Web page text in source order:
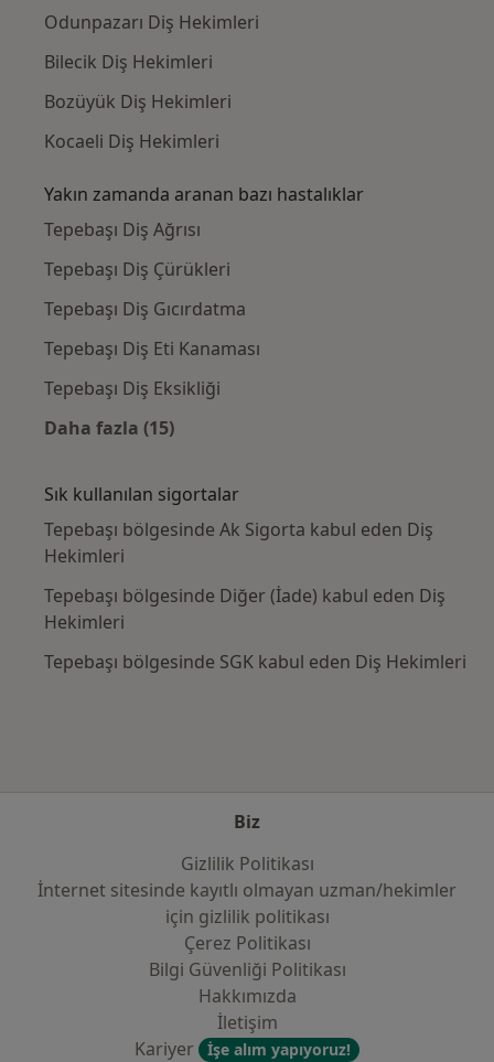
Odunpazarı Diş Hekimleri
Bilecik Diş Hekimleri
Bozüyük Diş Hekimleri
Kocaeli Diş Hekimleri
Yakın zamanda aranan bazı hastalıklar
Tepebaşı Diş Ağrısı
Tepebaşı Diş Çürükleri
Tepebaşı Diş Gıcırdatma
Tepebaşı Diş Eti Kanaması
Tepebaşı Diş Eksikliği
Daha fazla (15)
Sık kullanılan sigortalar
Tepebaşı bölgesinde Ak Sigorta kabul eden Diş
Hekimleri
Tepebaşı bölgesinde Diğer (İade) kabul eden Diş
Hekimleri
Tepebaşı bölgesinde SGK kabul eden Diş Hekimleri
Biz
Gizlilik Politikası
İnternet sitesinde kayıtlı olmayan uzman/hekimler
i̇çin gizlilik politikası
Çerez Politikası
Bilgi Güvenliği Politikası
Hakkımızda
İletişim
Kariyer
İşe alım yapıyoruz!